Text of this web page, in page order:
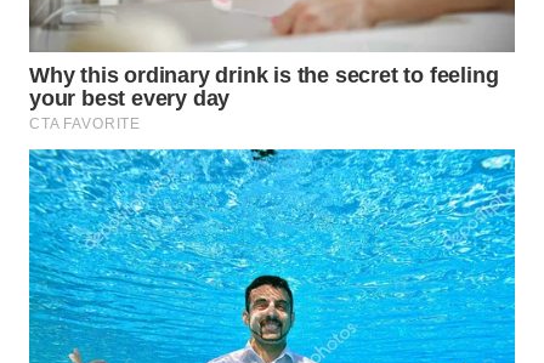
WN
BORNEO
Wahana
Group
WAHANA
NEWS
WAHANA
TANI